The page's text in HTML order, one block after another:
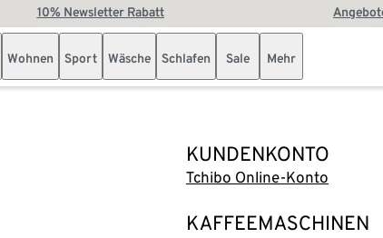
10% Newsletter Rabatt
Wohnen Sport Wäsche Schlafen Sale Mehr
KUNDENKONTO
Tchibo Online-Konto
KAFFEEMASCHINEN